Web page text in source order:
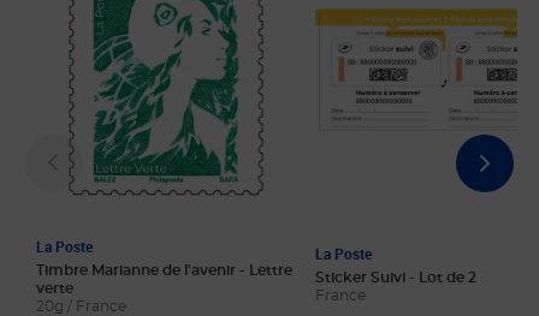
La Poste
Timbre Marianne de l'avenir - Lettre
verte
20g / France
La Poste
Sticker Suivi - Lot de 2
France